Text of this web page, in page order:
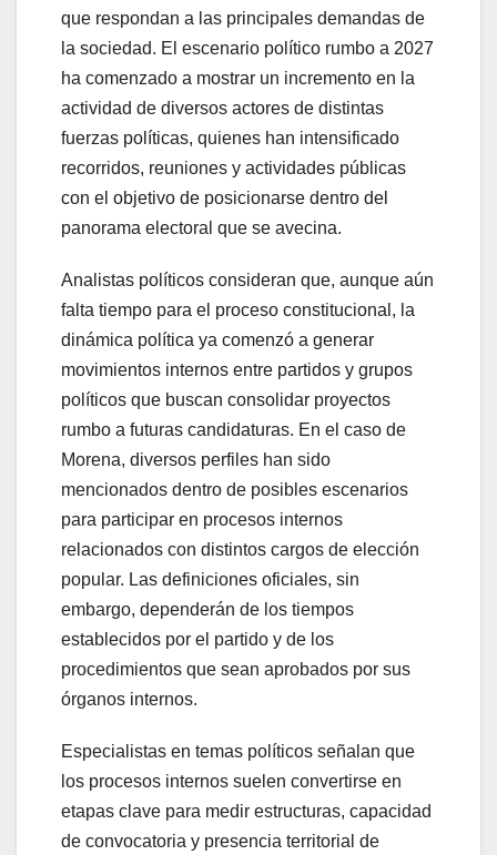
que respondan a las principales demandas de
la sociedad. El escenario político rumbo a 2027
ha comenzado a mostrar un incremento en la
actividad de diversos actores de distintas
fuerzas políticas, quienes han intensificado
recorridos, reuniones y actividades públicas
con el objetivo de posicionarse dentro del
panorama electoral que se avecina.
Analistas políticos consideran que, aunque aún
falta tiempo para el proceso constitucional, la
dinámica política ya comenzó a generar
movimientos internos entre partidos y grupos
políticos que buscan consolidar proyectos
rumbo a futuras candidaturas. En el caso de
Morena, diversos perfiles han sido
mencionados dentro de posibles escenarios
para participar en procesos internos
relacionados con distintos cargos de elección
popular. Las definiciones oficiales, sin
embargo, dependerán de los tiempos
establecidos por el partido y de los
procedimientos que sean aprobados por sus
órganos internos.
Especialistas en temas políticos señalan que
los procesos internos suelen convertirse en
etapas clave para medir estructuras, capacidad
de convocatoria y presencia territorial de